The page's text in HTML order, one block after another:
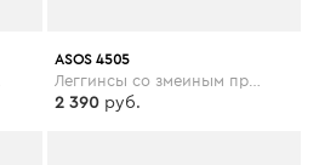
ASOS 4505
Леггинсы со змеиным принтом и сетчатыми вставками ASOS 4505 - Мульти
2 390 руб.